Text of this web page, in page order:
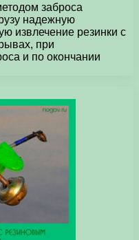
заброса
надежную
извлечение резинки с
при
и по окончании